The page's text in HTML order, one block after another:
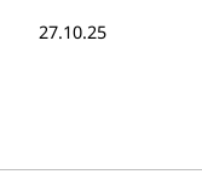
27.10.25